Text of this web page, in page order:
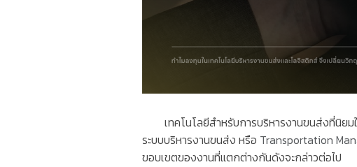
เทคโนโลยีสำหรับการบริหารงานขนส่งที่นิยม
ระบบบริหารงานขนส่ง หรือ Transportation
ขอบเขตของงานที่แตกต่างกันดังจะกล่าวต่อไป